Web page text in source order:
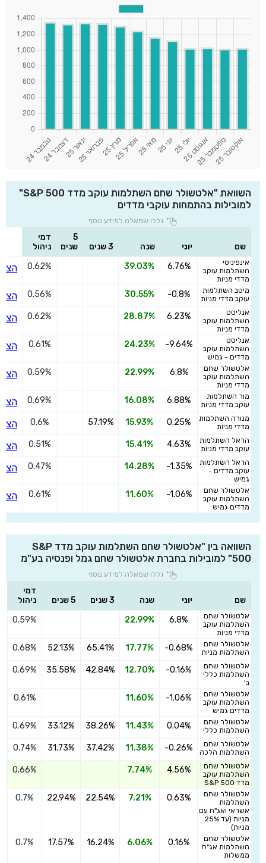
השוואת "אלטשולר שחם השתלמות עוקב מדד S&P 500"
למובילות בהתמחות עוקבי מדדים
גללו שמאלה למידע נוסף
שם יוני שנה 3 שנים
5
שנים
דמי
ניהול
אינפיניטי
השתלמות עוקב
מדדי מניות
6.76%
39.03%
0.62%
מיטב השתלמות
עוקב מדדי מניות
-0.8%
30.55%
0.56%
אנליסט
השתלמות עוקב
מדדי מניות
6.23%
28.87%
0.62%
אנליסט
השתלמות עוקב
מדדים - גמיש
-9.64%
24.23%
0.61%
אלטשולר שחם
השתלמות עוקב
מדדי מניות
6.8%
22.99%
0.59%
מור השתלמות
עוקב מדדי מניות
6.88%
16.08%
0.69%
מנורה השתלמות
מדדי מניות
0.25%
15.93%
57.19%
0.6%
הראל השתלמות
עוקב מדדי מניות
4.63%
15.41%
0.51%
הראל השתלמות
עוקב מדדים -
גמיש
-1.35%
14.28%
0.47%
אלטשולר שחם
השתלמות עוקב
מדדים גמיש
-1.06%
11.60%
0.61%
השוואה בין "אלטשולר שחם השתלמות עוקב מדד S&P
500" למובילות בחברת אלטשולר שחם גמל ופנסיה בע"מ
גללו שמאלה למידע נוסף
שם יוני שנה 3 שנים 5 שנים
דמי
ניהול
אלטשולר שחם
השתלמות עוקב
מדדי מניות
6.8%
22.99%
0.59%
אלטשולר שחם
השתלמות מניות
-0.68%
17.77%
65.41%
52.13%
0.68%
אלטשולר שחם
השתלמות כללי
ב'
-0.16%
12.70%
42.84%
35.58%
0.69%
אלטשולר שחם
השתלמות עוקב
מדדים גמיש
-1.06%
11.60%
0.61%
אלטשולר שחם
השתלמות כללי
0.04%
11.43%
38.26%
33.12%
0.69%
אלטשולר שחם
השתלמות הלכה
-0.26%
11.38%
37.42%
31.73%
0.74%
אלטשולר שחם
השתלמות עוקב
מדד S&P 500
4.56%
7.74%
0.66%
אלטשולר שחם
השתלמות
אשראי ואג"ח עם
מניות (עד 25%
מניות)
0.63%
7.21%
22.54%
22.94%
0.7%
אלטשולר שחם
השתלמות אג"ח
ממשלות
0.16%
6.06%
16.24%
17.57%
0.7%